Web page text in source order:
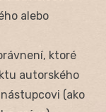
alebo
ktoré
autorského
(ako